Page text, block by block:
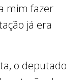
mim fazer
já era
o deputado